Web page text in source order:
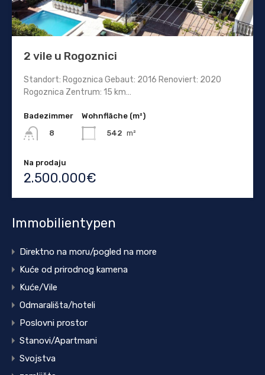
2 vile u Rogoznici
Standort: Rogoznica Gebaut: 2016 Renoviert: 2020
Rogoznica Zentrum: 15 km…
Badezimmer
8
Wohnfläche (m²)
542 m²
Na prodaju
2.500.000€
Immobilientypen
Direktno na moru/pogled na more
Kuće od prirodnog kamena
Kuće/Vile
Odmarališta/hoteli
Poslovni prostor
Stanovi/Apartmani
Svojstva